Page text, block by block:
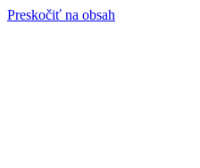
Preskočiť na obsah